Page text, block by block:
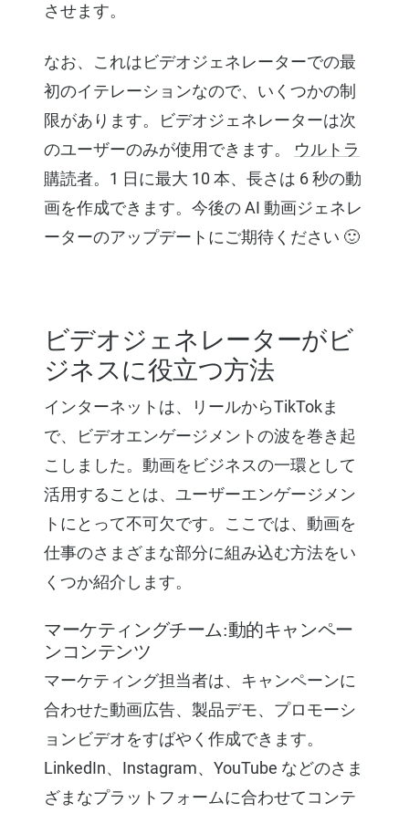
させます。
なお、これはビデオジェネレーターでの最
初のイテレーションなので、いくつかの制
限があります。ビデオジェネレーターは次
のユーザーのみが使用できます。 ウルトラ
購読者。1 日に最大 10 本、長さは 6 秒の動
画を作成できます。今後の AI 動画ジェネレ
ーターのアップデートにご期待ください 🙂
ビデオジェネレーターがビ
ジネスに役立つ方法
インターネットは、リールからTikTokま
で、ビデオエンゲージメントの波を巻き起
こしました。動画をビジネスの一環として
活用することは、ユーザーエンゲージメン
トにとって不可欠です。ここでは、動画を
仕事のさまざまな部分に組み込む方法をい
くつか紹介します。
マーケティングチーム:動的キャンペー
ンコンテンツ
マーケティング担当者は、キャンペーンに
合わせた動画広告、製品デモ、プロモーシ
ョンビデオをすばやく作成できます。
LinkedIn、Instagram、YouTube などのさま
ざまなプラットフォームに合わせてコンテ